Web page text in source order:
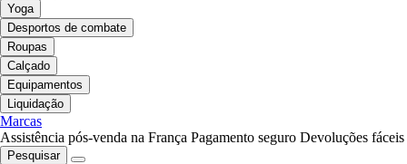
Yoga
Desportos de combate
Roupas
Calçado
Equipamentos
Liquidação
Marcas
Assistência pós-venda na França Pagamento seguro Devoluções fáceis
Pesquisar